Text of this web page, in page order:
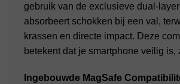
gebruik van de exclusieve dual-
absorbeert schokken bij een val,
krassen en directe impact. Deze
betekent dat je smartphone veilig
Ingebouwde MagSafe